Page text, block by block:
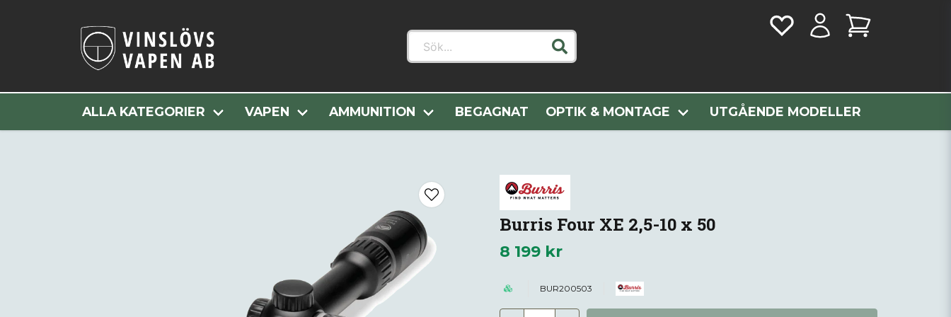
Sök...
ALLA KATEGORIER VAPEN AMMUNITION BEGAGNAT OPTIK & MONTAGE UTGÅENDE MODELLER
Hem Alla Kategorier Optik & Montage Kikarsikten Burris Four XE 2,5-10 x 50
Burris Four XE 2,5-10 x 50
8 199 kr
BUR200503